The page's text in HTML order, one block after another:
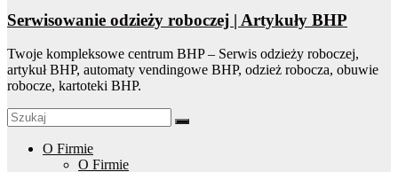
Serwisowanie odzieży roboczej | Artykuły BHP
Twoje kompleksowe centrum BHP – Serwis odzieży roboczej,
artykuł BHP, automaty vendingowe BHP, odzież robocza, obuwie
robocze, kartoteki BHP.
O Firmie
O Firmie